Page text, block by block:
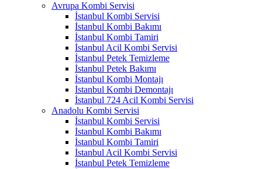
Avrupa Kombi Servisi
İstanbul Kombi Servisi
İstanbul Kombi Bakımı
İstanbul Kombi Tamiri
İstanbul Acil Kombi Servisi
İstanbul Petek Temizleme
İstanbul Petek Bakımı
İstanbul Kombi Montajı
İstanbul Kombi Demontajı
İstanbul 724 Acil Kombi Servisi
Anadolu Kombi Servisi
İstanbul Kombi Servisi
İstanbul Kombi Bakımı
İstanbul Kombi Tamiri
İstanbul Acil Kombi Servisi
İstanbul Petek Temizleme